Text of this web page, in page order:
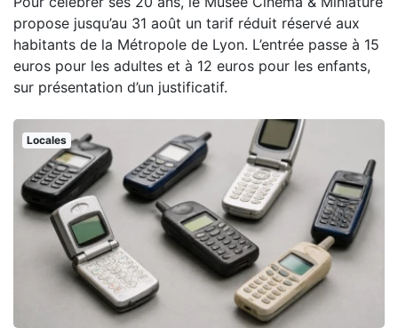
propose jusqu’au 31 août un tarif réduit réservé aux
habitants de la Métropole de Lyon. L’entrée passe à 15
euros pour les adultes et à 12 euros pour les enfants,
sur présentation d’un justificatif.
Locales